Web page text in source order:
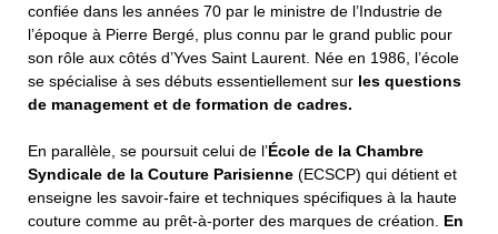
confiée dans les années 70 par le ministre de l’Industrie de
l’époque à Pierre Bergé, plus connu par le grand public pour
son rôle aux côtés d’Yves Saint Laurent. Née en 1986, l’école
se spécialise à ses débuts essentiellement sur les questions
de management et de formation de cadres.
En parallèle, se poursuit celui de l’École de la Chambre
Syndicale de la Couture Parisienne (ECSCP) qui détient et
enseigne les savoir-faire et techniques spécifiques à la haute
couture comme au prêt-à-porter des marques de création. En